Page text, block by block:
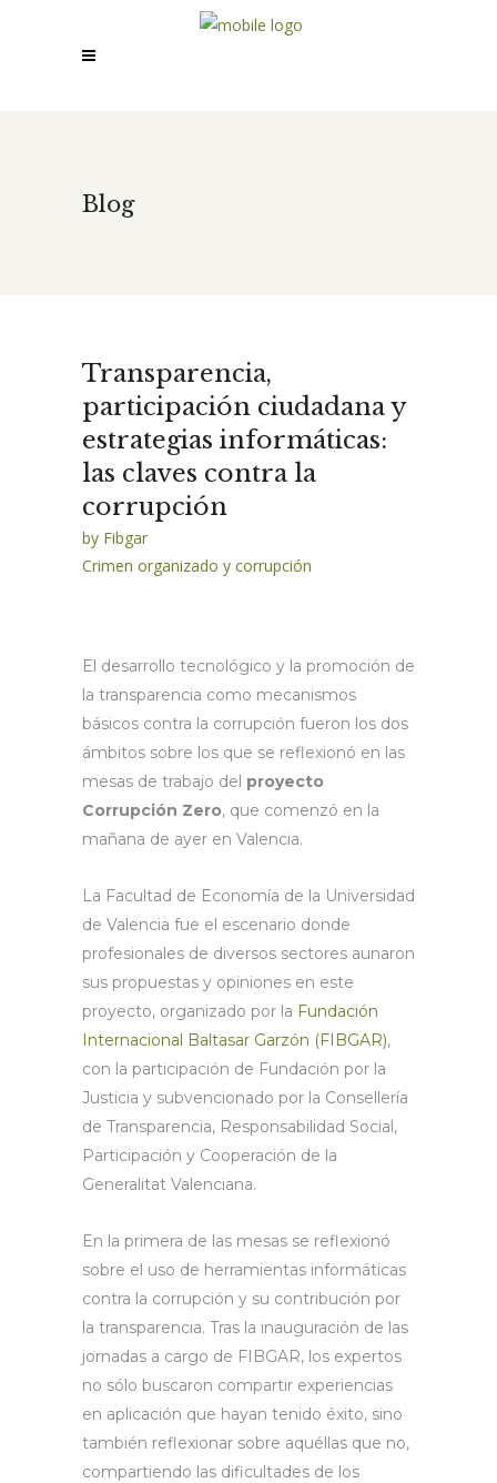
Blog
Transparencia,
participación ciudadana y
estrategias informáticas:
las claves contra la
corrupción
by Fibgar
Crimen organizado y corrupción
El desarrollo tecnológico y la promoción de
la transparencia como mecanismos
básicos contra la corrupción fueron los dos
ámbitos sobre los que se reflexionó en las
mesas de trabajo del proyecto
Corrupción Zero, que comenzó en la
mañana de ayer en Valencia.
La Facultad de Economía de la Universidad
de Valencia fue el escenario donde
profesionales de diversos sectores aunaron
sus propuestas y opiniones en este
proyecto, organizado por la Fundación
Internacional Baltasar Garzón (FIBGAR),
con la participación de Fundación por la
Justicia y subvencionado por la Consellería
de Transparencia, Responsabilidad Social,
Participación y Cooperación de la
Generalitat Valenciana.
En la primera de las mesas se reflexionó
sobre el uso de herramientas informáticas
contra la corrupción y su contribución por
la transparencia. Tras la inauguración de las
jornadas a cargo de FIBGAR, los expertos
no sólo buscaron compartir experiencias
en aplicación que hayan tenido éxito, sino
también reflexionar sobre aquéllas que no,
compartiendo las dificultades de los